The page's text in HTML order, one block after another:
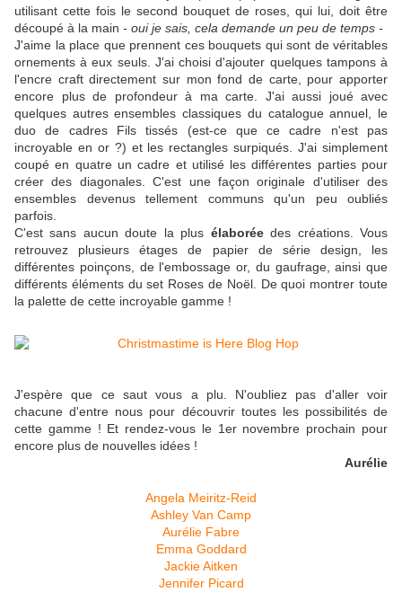
utilisant cette fois le second bouquet de roses, qui lui, doit être
découpé à la main - oui je sais, cela demande un peu de temps -
J'aime la place que prennent ces bouquets qui sont de véritables
ornements à eux seuls. J'ai choisi d'ajouter quelques tampons à
l'encre craft directement sur mon fond de carte, pour apporter
encore plus de profondeur à ma carte. J'ai aussi joué avec
quelques autres ensembles classiques du catalogue annuel, le
duo de cadres Fils tissés (est-ce que ce cadre n'est pas
incroyable en or ?) et les rectangles surpiqués. J'ai simplement
coupé en quatre un cadre et utilisé les différentes parties pour
créer des diagonales. C'est une façon originale d'utiliser des
ensembles devenus tellement communs qu'un peu oubliés
parfois.
C'est sans aucun doute la plus élaboréedes créations. Vous
retrouvez plusieurs étages de papier de série design, les
différentes poinçons, de l'embossage or, du gaufrage, ainsi que
différents éléments du set Roses de Noël. De quoi montrer toute
la palette de cette incroyable gamme !
J'espère que ce saut vous a plu. N'oubliez pas d'aller voir
chacune d'entre nous pour découvrir toutes les possibilités de
cette gamme ! Et rendez-vous le 1er novembre prochain pour
encore plus de nouvelles idées !
Aurélie
Angela Meiritz-Reid
Ashley Van Camp
Aurélie Fabre
Emma Goddard
Jackie Aitken
Jennifer Picard